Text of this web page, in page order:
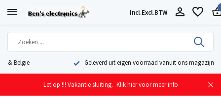
Incl.Excl.BTW
Geleverd uit eigen voorraad vanuit ons magazijn in Nederland
Let op !!! Vakantie sluiting. Klik hier voor meer info